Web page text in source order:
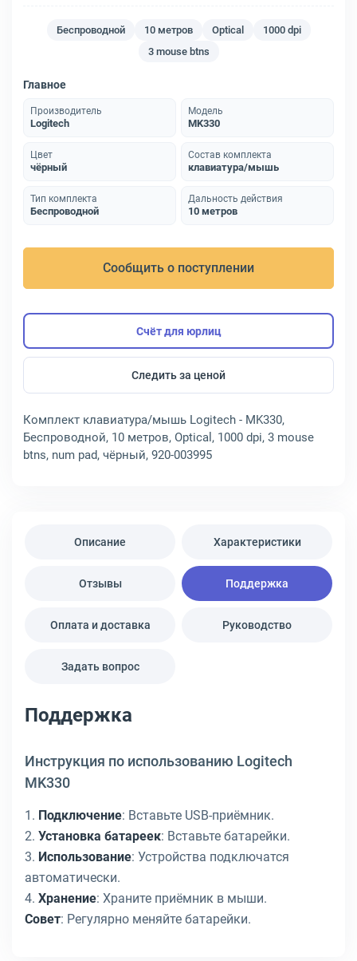
Беспроводной 10 метров Optical
1000 dpi
3 mouse btns
Главное
Производитель
Logitech
Модель
MK330
Цвет
чёрный
Состав комплекта
клавиатура/мышь
Тип комплекта
Беспроводной
Дальность действия
10 метров
Сообщить о поступлении
Счёт для юрлиц
Следить за ценой
Комплект клавиатура/мышь Logitech - MK330,
Беспроводной, 10 метров, Optical, 1000 dpi, 3 mouse
btns, num pad, чёрный, 920-003995
Описание Характеристики
Отзывы Поддержка
Оплата и доставка Руководство
Задать вопрос
Поддержка
Инструкция по использованию Logitech
MK330
1. Подключение: Вставьте USB-приёмник.
2. Установка батареек: Вставьте батарейки.
3. Использование: Устройства подключатся
автоматически.
4. Хранение: Храните приёмник в мыши.
Совет: Регулярно меняйте батарейки.